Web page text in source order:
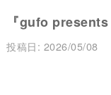
『gufo
投稿日: 2026/05/08